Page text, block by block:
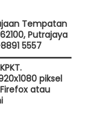
Tempatan
Putrajaya
5557
piksel
atau